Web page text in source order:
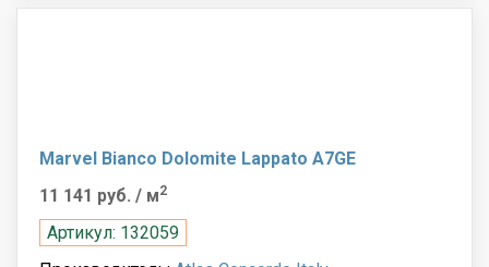
Marvel Bianco Dolomite Lappato A7GE
11 141 руб. / м2
Артикул: 132059